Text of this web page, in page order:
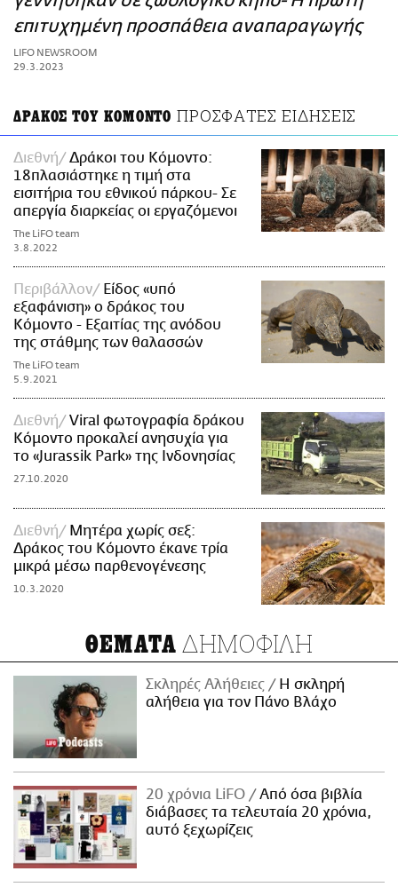
ΑΜΠΑ
PRINT
επιτυχημένη προσπάθεια αναπαραγωγής
LIFO NEWSROOM
29.3.2023
ΔΡΑΚΟΣ ΤΟΥ ΚΟΜΟΝΤΟ ΠΡΟΣΦΑΤΕΣ ΕΙΔΗΣΕΙΣ
Διεθνή
Δράκοι του Κόμοντο:
18πλασιάστηκε η τιμή στα
εισιτήρια του εθνικού πάρκου- Σε
απεργία διαρκείας οι εργαζόμενοι
The LiFO team
3.8.2022
Περιβάλλον
Είδος «υπό
εξαφάνιση» ο δράκος του
Κόμοντο - Εξαιτίας της ανόδου
της στάθμης των θαλασσών
The LiFO team
5.9.2021
Διεθνή
Viral φωτογραφία δράκου
Κόμοντο προκαλεί ανησυχία για
το «Jurassik Park» της Ινδονησίας
27.10.2020
Διεθνή
Μητέρα χωρίς σεξ:
Δράκος του Κόμοντο έκανε τρία
μικρά μέσω παρθενογένεσης
10.3.2020
ΘΕΜΑΤΑ ΔΗΜΟΦΙΛΗ
Σκληρές Αλήθειες
H σκληρή
αλήθεια για τον Πάνο Βλάχο
20 χρόνια LiFO
Από όσα βιβλία
διάβασες τα τελευταία 20 χρόνια,
αυτό ξεχωρίζεις